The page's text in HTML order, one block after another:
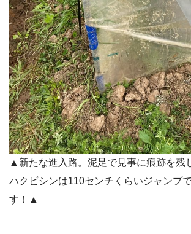
▲新たな進入路。泥足で見事に痕跡を残
ハクビシンは110センチくらいジャンプ
す！▲